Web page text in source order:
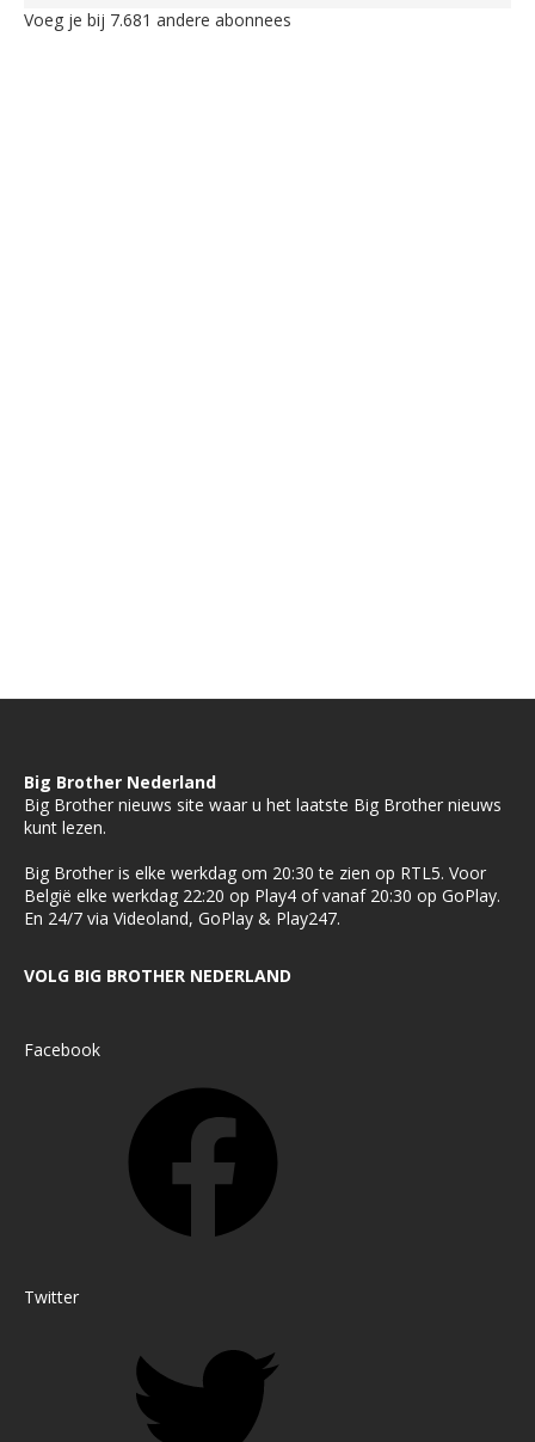
Voeg je bij 7.681 andere abonnees
Big Brother Nederland
Big Brother nieuws site waar u het laatste Big Brother nieuws
kunt lezen.
Big Brother is elke werkdag om 20:30 te zien op RTL5. Voor
België elke werkdag 22:20 op Play4 of vanaf 20:30 op GoPlay.
En 24/7 via Videoland, GoPlay & Play247.
VOLG BIG BROTHER NEDERLAND
Facebook
Twitter